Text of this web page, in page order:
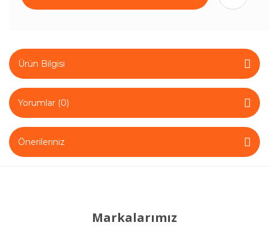
Ürün Bilgisi
Yorumlar (0)
Önerileriniz
Markalarımız